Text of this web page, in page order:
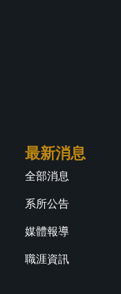
最新消息
全部消息
系所公告
媒體報導
職涯資訊